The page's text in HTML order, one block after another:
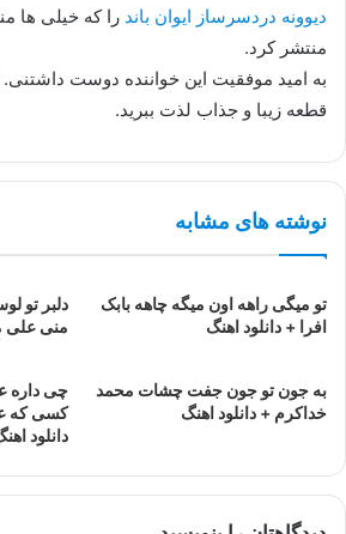
دیوونه دردسرساز ایوان باند را که خیلی ها
منتشر کرد.
به امید موفقیت این خواننده دوست داشتنی.
قطعه زیبا و جذاب لذت ببرید.
نوشته های مشابه
تو میگی راهه اون میگه چاهه بابک
افرا + دانلود اهنگ
دلبر تو
منی علی
به جون تو جون جفت چشات محمد
خداکرم + دانلود اهنگ
چی داره
کسی که
دانلود